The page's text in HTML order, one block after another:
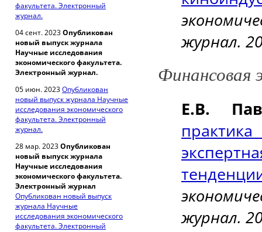
факультета. Электронный
журнал.
04 сент. 2023Опубликован
новый выпуск журнала
Научные исследования
экономического факультета.
Электронный журнал.
05 июн. 2023Опубликован
новый выпуск журнала Научные
исследования экономического
факультета. Электронный
журнал.
28 мар. 2023Опубликован
новый выпуск журнала
Научные исследования
экономического факультета.
Электронный журнал
Опубликован новый выпуск
журнала Научные
исследования экономического
факультета. Электронный
журнал.
Финансовая
Е.В.
журнал.